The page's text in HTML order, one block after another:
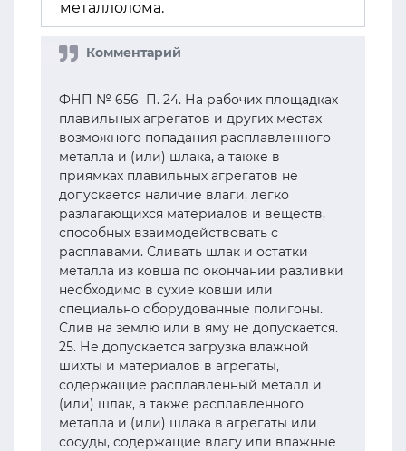
металлолома.
ФНП № 656 П. 24. На рабочих площадках
плавильных агрегатов и других местах
возможного попадания расплавленного
металла и (или) шлака, а также в
приямках плавильных агрегатов не
допускается наличие влаги, легко
разлагающихся материалов и веществ,
способных взаимодействовать с
расплавами. Сливать шлак и остатки
металла из ковша по окончании разливки
необходимо в сухие ковши или
специально оборудованные полигоны.
Слив на землю или в яму не допускается.
25. Не допускается загрузка влажной
шихты и материалов в агрегаты,
содержащие расплавленный металл и
(или) шлак, а также расплавленного
металла и (или) шлака в агрегаты или
сосуды, содержащие влагу или влажные